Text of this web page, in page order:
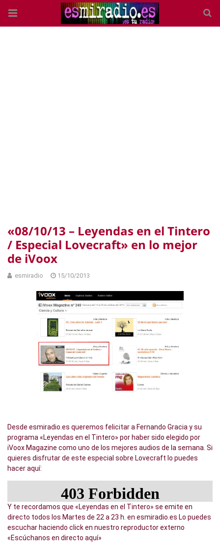
«08/10/13 – Leyendas en el Tintero
/ Especial Lovecraft» en lo mejor
de iVoox
esmiradio 15/10/2013
Desde esmiradio.es queremos felicitar a Fernando Gracia y su
programa «Leyendas en el Tintero» por haber sido elegido por
iVoox Magazine como uno de los mejores audios de la semana. Si
quieres disfrutar de este especial sobre Lovecraft lo puedes
hacer aquí:
Y te recordamos que «Leyendas en el Tintero» se emite en
directo todos los Martes de 22 a 23 h. en esmiradio.es Lo puedes
escuchar haciendo click en nuestro reproductor externo
«Escúchanos en directo aquí»